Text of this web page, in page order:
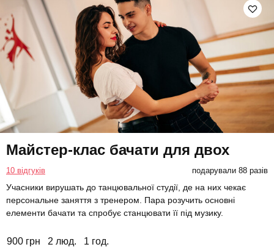
Майстер-клас бачати для двох
10 відгуків подарували 88 разів
Учасники вирушать до танцювальної студії, де на них чекає
персональне заняття з тренером. Пара розучить основні
елементи бачати та спробує станцювати її під музику.
900 грн 2 люд. 1 год.